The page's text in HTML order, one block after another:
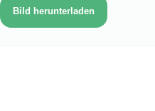
Bild herunterladen